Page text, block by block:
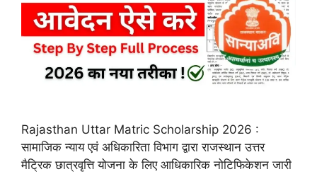
Rajasthan Uttar Matric Scholarship 2026 :
सामाजिक न्याय एवं अधिकारिता विभाग द्वारा राजस्थान उत्तर
मैट्रिक छात्रवृत्ति योजना के लिए आधिकारिक नोटिफिकेशन जारी